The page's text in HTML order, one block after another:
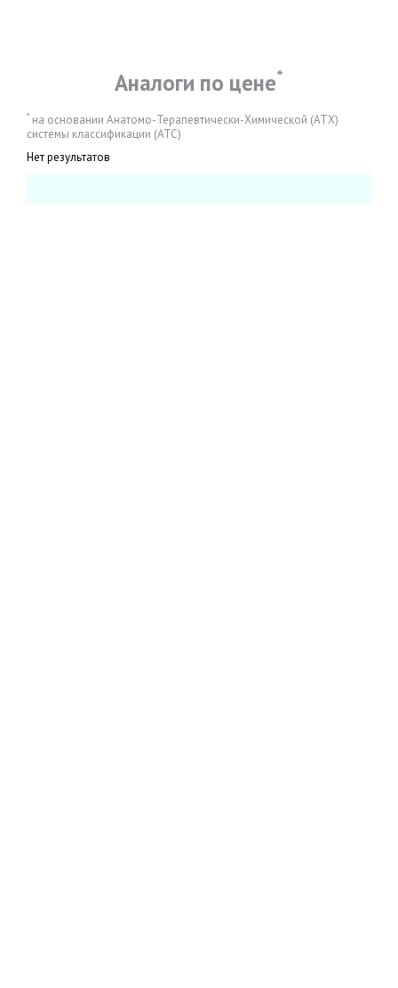
Аналоги по цене*
* на основании Анатомо-Терапевтически-Химической (АТХ)
системы классификации (АТС)
Нет результатов